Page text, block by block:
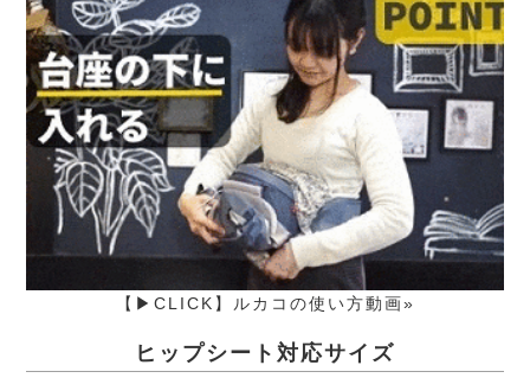
【▶CLICK】ルカコの使い方動画»
ヒップシート対応サイズ